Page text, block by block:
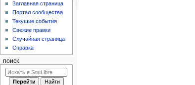
Заглавная страница
Портал сообщества
Текущие события
Свежие правки
Случайная страница
Справка
поиск